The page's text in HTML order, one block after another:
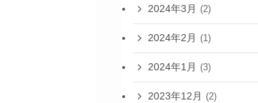
2024年3月 (2)
2024年2月 (1)
2024年1月 (3)
2023年12月 (2)